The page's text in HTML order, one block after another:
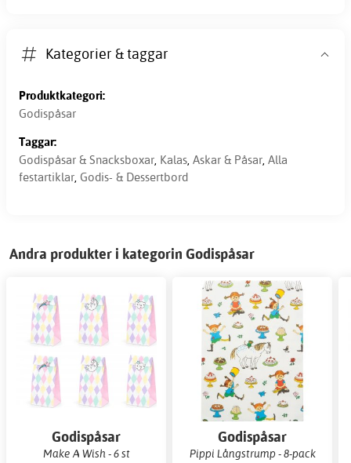
Kategorier & taggar
Produktkategori:
Godispåsar
Taggar:
Godispåsar & Snacksboxar, Kalas, Askar & Påsar, Alla
festartiklar, Godis- & Dessertbord
Andra produkter i kategorin Godispåsar
Godispåsar
Make A Wish - 6 st
Godispåsar
Pippi Långstrump - 8-pack